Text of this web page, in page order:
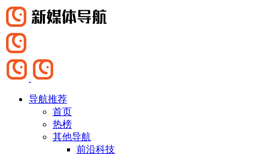
导航推荐
首页
热榜
其他导航
前沿科技